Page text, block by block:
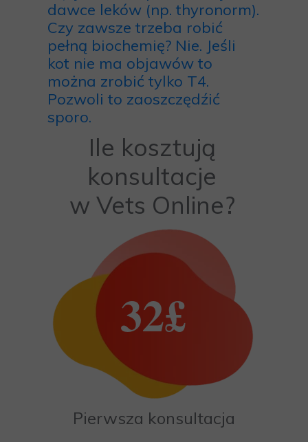
Ile kosztują
konsultacje
w Vets Online?
32£
Pierwsza konsultacja
dawce leków (np. thyronorm).
Czy zawsze trzeba robić
pełną biochemię? Nie. Jeśli
kot nie ma objawów to
można zrobić tylko T4.
Pozwoli to zaoszczędźić
sporo.